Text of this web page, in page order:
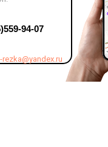
94-07
rezka@yandex.ru